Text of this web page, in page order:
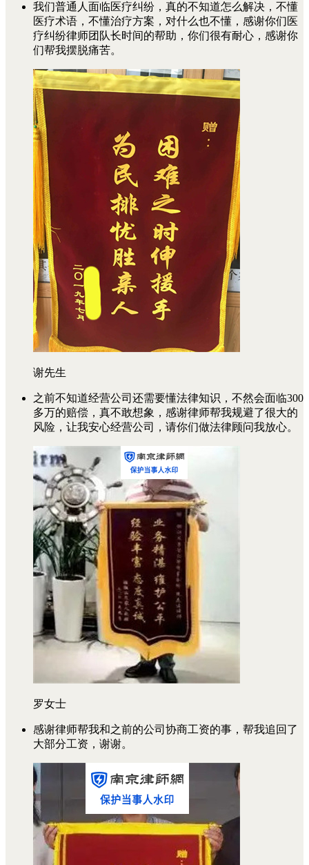
我们普通人面临医疗纠纷，真的不知道怎么解决，不懂
医疗术语，不懂治疗方案，对什么也不懂，感谢你们医
疗纠纷律师团队长时间的帮助，你们很有耐心，感谢你
们帮我摆脱痛苦。
谢先生
之前不知道经营公司还需要懂法律知识，不然会面临300
多万的赔偿，真不敢想象，感谢律师帮我规避了很大的
风险，让我安心经营公司，请你们做法律顾问我放心。
罗女士
感谢律师帮我和之前的公司协商工资的事，帮我追回了
大部分工资，谢谢。